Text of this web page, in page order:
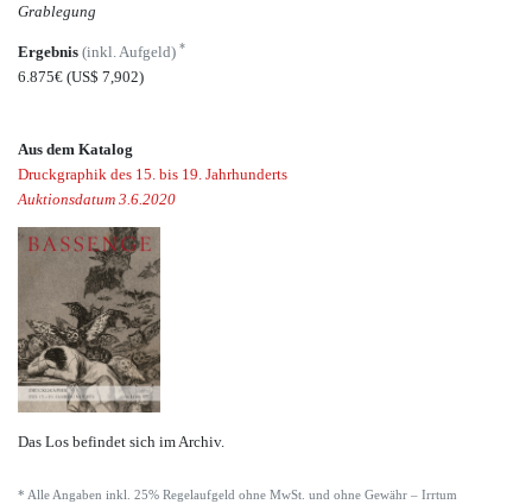
Grablegung
Ergebnis (inkl. Aufgeld) *
6.875€ (US$ 7,902)
Aus dem Katalog
Druckgraphik des 15. bis 19. Jahrhunderts
Auktionsdatum 3.6.2020
Das Los befindet sich im Archiv.
* Alle Angaben inkl. 25% Regelaufgeld ohne MwSt. und ohne Gewähr – Irrtum